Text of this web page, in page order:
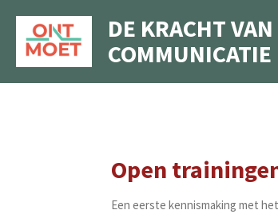
Ga
direct
naar
de
hoofdinhoud
DE KRACHT
COMMUNICATIE
Open
Een eerste kennismaking met